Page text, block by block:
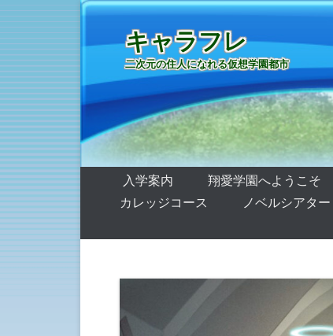
キャラフレ
二次元の住人になれる仮想学園都市
第1メニュー
コンテンツへ移動
入学案内 翔愛学園へようこそ
カレッジコース
ノベルシアター